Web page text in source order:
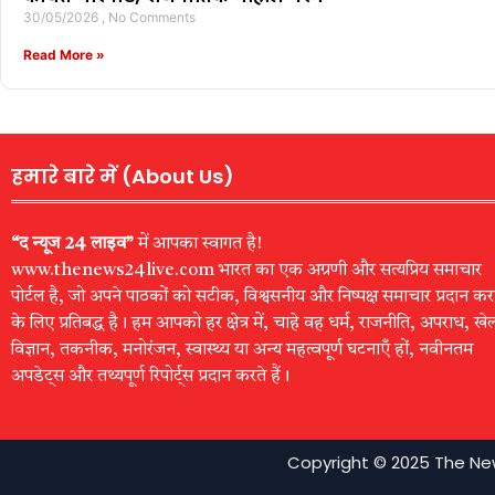
30/05/2026 No Comments
Read More »
हमारे बारे में (About Us)
“द न्यूज 24 लाइव”में आपका स्वागत है!
www.thenews24live.com भारत का एक अग्रणी और सत्यप्रिय समाचार
पोर्टल है, जो अपने पाठकों को सटीक, विश्वसनीय और निष्पक्ष समाचार प्रदान
के लिए प्रतिबद्ध है। हम आपको हर क्षेत्र में, चाहे वह धर्म, राजनीति, अपराध,
विज्ञान, तकनीक, मनोरंजन, स्वास्थ्य या अन्य महत्वपूर्ण घटनाएँ हों, नवीनतम
अपडेट्स और तथ्यपूर्ण रिपोर्ट्स प्रदान करते हैं।
Copyright © 2025 The